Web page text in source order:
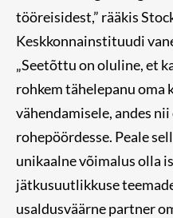
tööreisidest,” rääkis
Keskkonnainstituudi
„Seetõttu on oluline, et
rohkem tähelepanu oma
vähendamisele, andes nii
rohepöördesse. Peale
unikaalne võimalus olla
jätkusuutlikkuse
usaldusväärne partner